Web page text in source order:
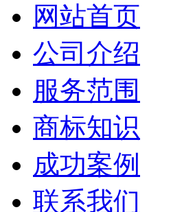
网站首页
公司介绍
服务范围
商标知识
成功案例
联系我们